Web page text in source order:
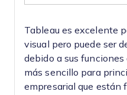
Tableau es excelente
visual pero puede ser
debido a sus
más sencillo para
empresarial que están